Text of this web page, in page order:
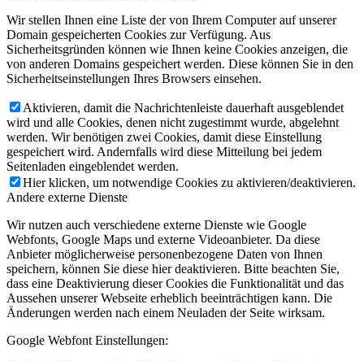
Wir stellen Ihnen eine Liste der von Ihrem Computer auf unserer
Domain gespeicherten Cookies zur Verfügung. Aus
Sicherheitsgründen können wie Ihnen keine Cookies anzeigen, die
von anderen Domains gespeichert werden. Diese können Sie in den
Sicherheitseinstellungen Ihres Browsers einsehen.
Aktivieren, damit die Nachrichtenleiste dauerhaft ausgeblendet
wird und alle Cookies, denen nicht zugestimmt wurde, abgelehnt
werden. Wir benötigen zwei Cookies, damit diese Einstellung
gespeichert wird. Andernfalls wird diese Mitteilung bei jedem
Seitenladen eingeblendet werden.
Hier klicken, um notwendige Cookies zu aktivieren/deaktivieren.
Andere externe Dienste
Wir nutzen auch verschiedene externe Dienste wie Google
Webfonts, Google Maps und externe Videoanbieter. Da diese
Anbieter möglicherweise personenbezogene Daten von Ihnen
speichern, können Sie diese hier deaktivieren. Bitte beachten Sie,
dass eine Deaktivierung dieser Cookies die Funktionalität und das
Aussehen unserer Webseite erheblich beeinträchtigen kann. Die
Änderungen werden nach einem Neuladen der Seite wirksam.
Google Webfont Einstellungen: